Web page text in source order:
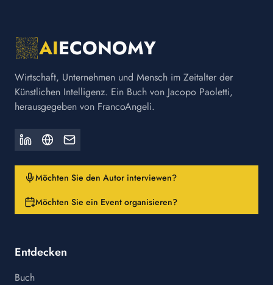
AIECONOMY
Wirtschaft, Unternehmen und Mensch im Zeitalter der
Künstlichen Intelligenz. Ein Buch von Jacopo Paoletti,
herausgegeben von FrancoAngeli.
Möchten Sie den Autor interviewen?
Möchten Sie ein Event organisieren?
Entdecken
Buch